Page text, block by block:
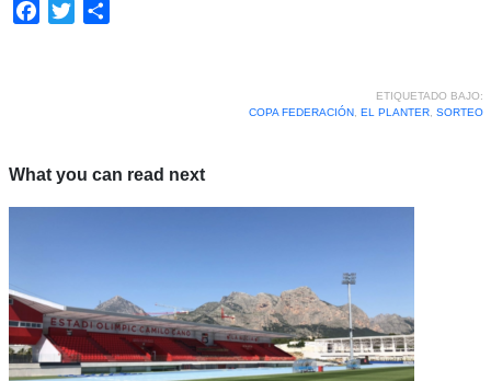
Facebook
Twitter
ETIQUETADO BAJO:
COPA FEDERACIÓN, EL PLANTER, SORTEO
What you can read next